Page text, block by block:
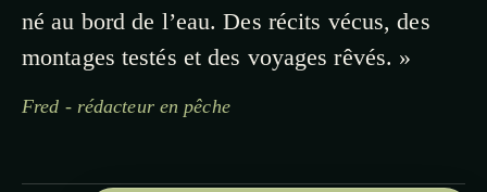
né au bord de l’eau. Des récits vécus, des
montages testés et des voyages rêvés. »
Fred - rédacteur en pêche